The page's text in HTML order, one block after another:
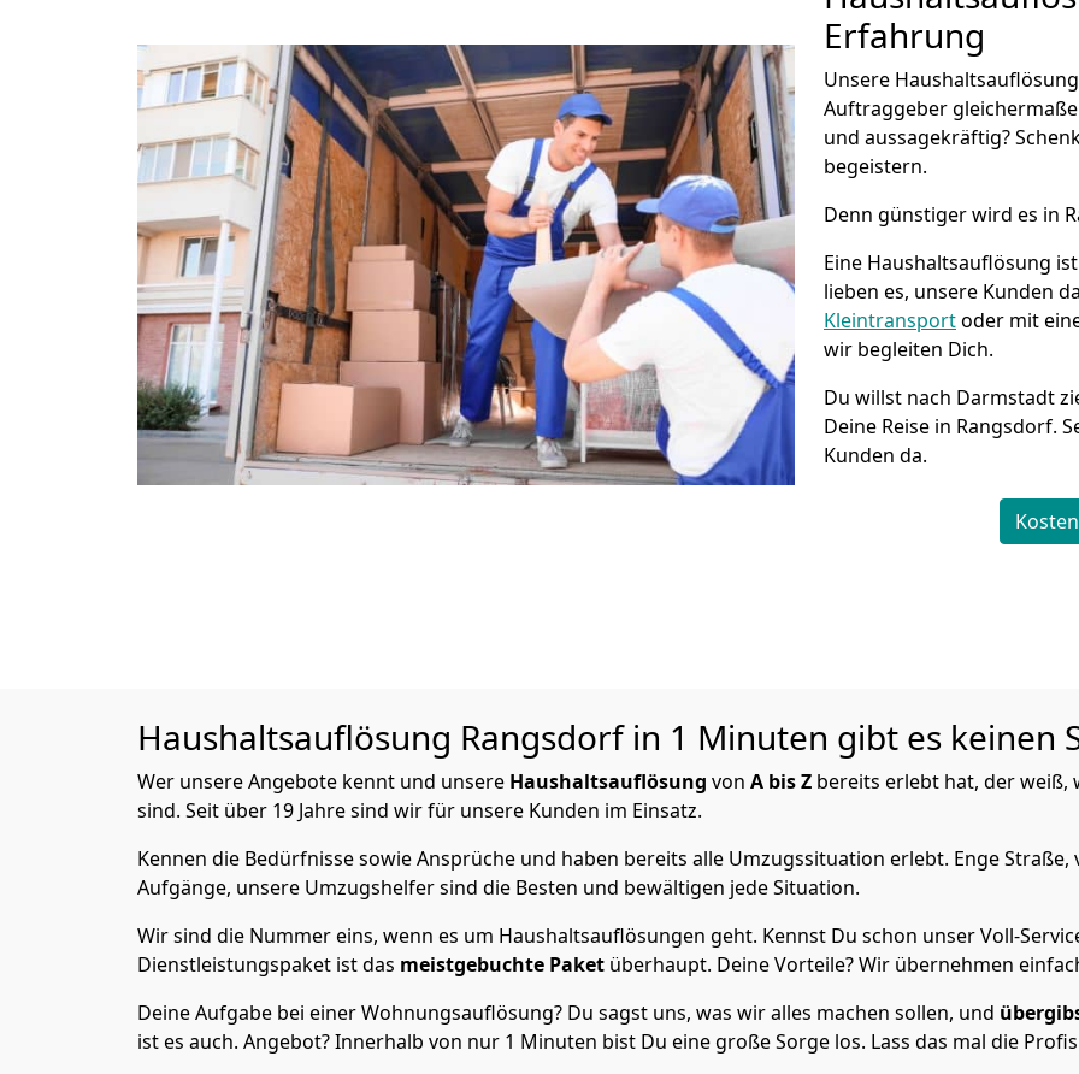
Erfahrung
Unsere
Auftraggeber
und aussagekräftig?
begeistern.
Denn günstiger wird es in
Eine Haushaltsauflösung
lieben es, unsere Kunden
Kleintransportoder mit
wir begleiten Dich.
Du willst nach Darmstadt
Deine Reise in Rangsdorf.
Kunden da.
Haushaltsauflösung Rangsdorf in 1 Minuten gibt es keinen
Wer unsere Angebote kennt und unsere Haushaltsauflösung von A bis Z bereits erlebt hat, der weiß,
sind. Seit über 19 Jahre sind wir für unsere Kunden im Einsatz.
Kennen die Bedürfnisse sowie Ansprüche und haben bereits alle Umzugssituation erlebt. Enge
Aufgänge, unsere Umzugshelfer sind die Besten und bewältigen jede Situation.
Wir sind die Nummer eins, wenn es um Haushaltsauflösungen geht. Kennst Du schon unser Voll-
Dienstleistungspaket ist das meistgebuchte Paket überhaupt. Deine Vorteile? Wir übernehmen
Deine Aufgabe bei einer Wohnungsauflösung? Du sagst uns, was wir alles machen sollen, und
ist es auch. Angebot? Innerhalb von nur 1 Minuten bist Du eine große Sorge los. Lass das mal die